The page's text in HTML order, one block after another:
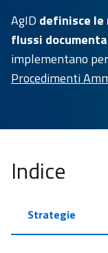
Sistema
Pubblico di
Connettività
Open
Sicurezza
Gestione
AgID definisce
flussi
implementano
Procedimenti
Indice
Strategie